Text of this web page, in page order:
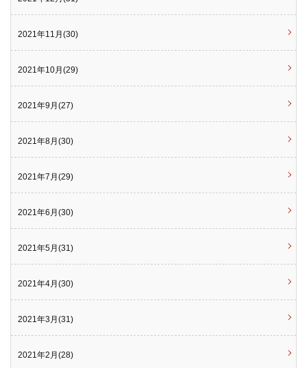
2021年11月(30)
2021年10月(29)
2021年9月(27)
2021年8月(30)
2021年7月(29)
2021年6月(30)
2021年5月(31)
2021年4月(30)
2021年3月(31)
2021年2月(28)